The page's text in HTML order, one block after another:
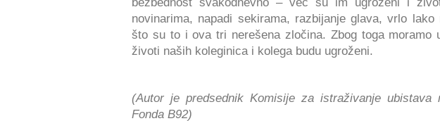
novinarima, napadi sekirama, razbijanje glava, vrlo
što su to i ova tri nerešena zločina. Zbog toga moramo
životi naših koleginica i kolega budu ugroženi.
(Autor je predsednik Komisije za istraživanje ubistava
Fonda B92)